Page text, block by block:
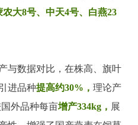
大8号、中天4号、白燕23
与数据对比，在株高、旗叶
进品种提高约30%， 理论产
外品种每亩增产334kg， 展